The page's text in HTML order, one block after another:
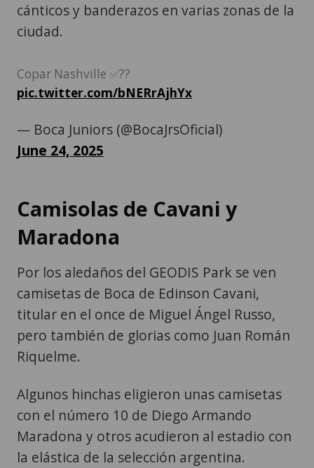
cánticos y banderazos en varias zonas de la
ciudad.
Copar Nashville ✅??
pic.twitter.com/bNERrAjhYx
— Boca Juniors (@BocaJrsOficial)
June 24, 2025
Camisolas de Cavani y
Maradona
Por los aledaños del GEODIS Park se ven
camisetas de Boca de Edinson Cavani,
titular en el once de Miguel Ángel Russo,
pero también de glorias como Juan Román
Riquelme.
Algunos hinchas eligieron unas camisetas
con el número 10 de Diego Armando
Maradona y otros acudieron al estadio con
la elástica de la selección argentina.